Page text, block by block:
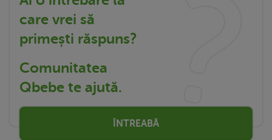
care vrei să
primești răspuns?
Comunitatea
Qbebe te ajută.
ÎNTREABĂ